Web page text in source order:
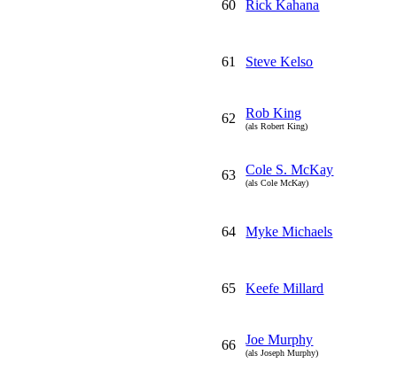
60 Rick Kahana
61 Steve Kelso
62 Rob King
(als Robert King)
63 Cole S. McKay
(als Cole McKay)
64 Myke Michaels
65 Keefe Millard
66 Joe Murphy
(als Joseph Murphy)